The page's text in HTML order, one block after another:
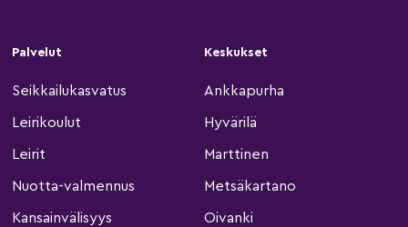
Palvelut
Seikkailukasvatus
Leirikoulut
Leirit
Nuotta-valmennus
Kansainvälisyys
Keskukset
Ankkapurha
Hyvärilä
Marttinen
Metsäkartano
Oivanki